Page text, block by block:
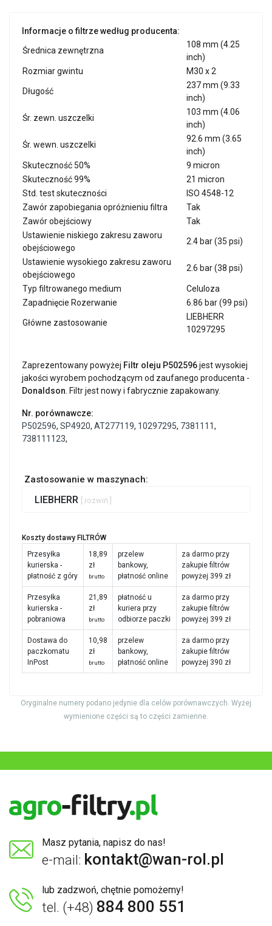
Informacje o filtrze według producenta:
Średnica zewnętrzna
108 mm (4.25
inch)
Rozmiar gwintu
M30 x 2
Długość
237 mm (9.33
inch)
Śr. zewn. uszczelki
103 mm (4.06
inch)
Śr. wewn. uszczelki
92.6 mm (3.65
inch)
Skuteczność 50%
9 micron
Skuteczność 99%
21 micron
Std. test skuteczności
ISO 4548-12
Zawór zapobiegania opróżnieniu filtra
Tak
Zawór obejściowy
Tak
Ustawienie niskiego zakresu zaworu
obejściowego
2.4 bar (35 psi)
Ustawienie wysokiego zakresu zaworu
obejściowego
2.6 bar (38 psi)
Typ filtrowanego medium
Celuloza
Zapadnięcie Rozerwanie
6.86 bar (99 psi)
Główne zastosowanie
LIEBHERR
10297295
Zaprezentowany powyżej Filtr oleju P502596jest wysokiej
jakości wyrobem pochodzącym od zaufanego producenta -
Donaldson . Filtr jest nowy i fabrycznie zapakowany.
Nr. porównawcze:
P502596, SP4920, AT277119, 10297295, 7381111,
738111123,
Zastosowanie w maszynach:
LIEBHERR [ rozwiń ]
Koszty dostawy FILTRÓW
Przesyłka
kurierska -
płatność z góry
18,89
zł
brutto
przelew
bankowy,
płatność online
za darmo przy
zakupie filtrów
powyżej 399 zł
Przesyłka
kurierska -
pobraniowa
21,89
zł
brutto
płatność u
kuriera przy
odbiorze paczki
za darmo przy
zakupie filtrów
powyżej 399 zł
Dostawa do
paczkomatu
InPost
10,98
zł
brutto
przelew
bankowy,
płatność online
za darmo przy
zakupie filtrów
powyżej 390 zł
Oryginalne numery podano jedynie dla celów porównawczych. Wyżej
wymienione części są to części zamienne.
Masz pytania, napisz do nas!
e-mail: kontakt@wan-rol.pl
lub zadzwoń, chętnie pomożemy!
tel. (+48) 884 800 551